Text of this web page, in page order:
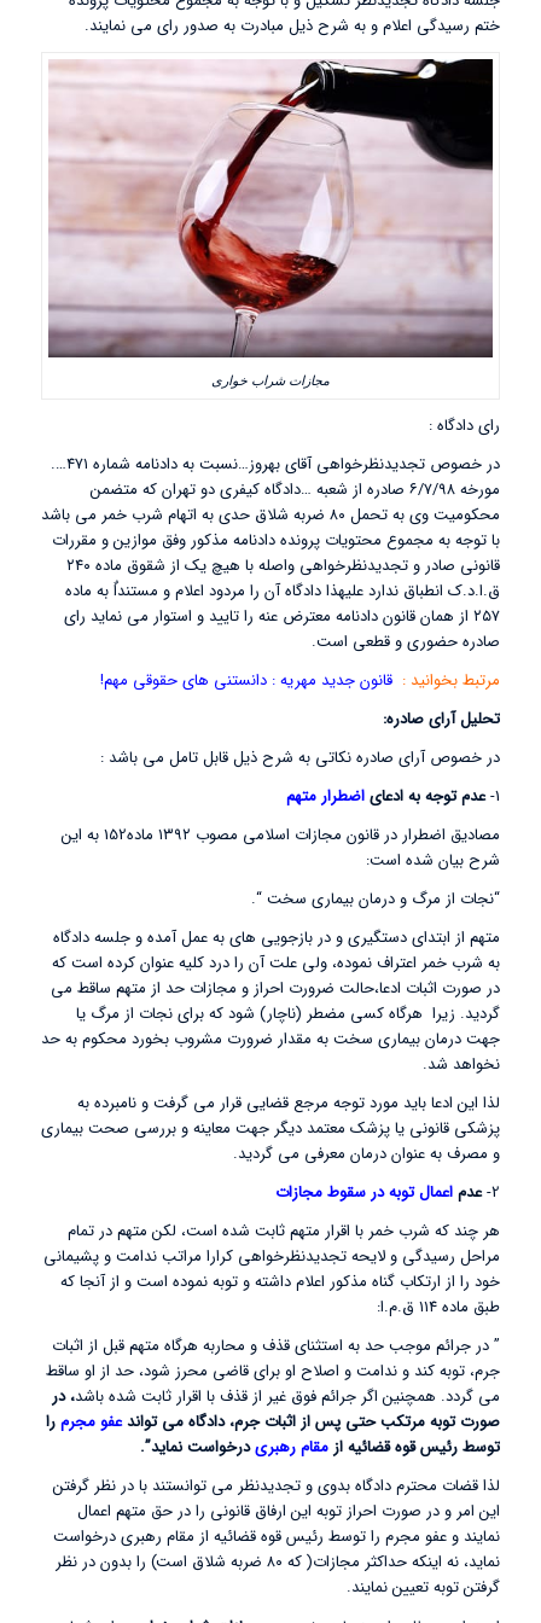
ختم رسیدگی اعلام و به شرح ذیل مبادرت به صدور رای می نمایند.
مجازات شراب خواری
رای دادگاه :
در خصوص تجدیدنظرخواهی آقای بهروز…نسبت به دادنامه شماره ۴۷۱….
مورخه ۶/۷/۹۸ صادره از شعبه …دادگاه کیفری دو تهران که متضمن
محکومیت وی به تحمل ۸۰ ضربه شلاق حدی به اتهام شرب خمر می باشد
با توجه به مجموع محتویات پرونده دادنامه مذکور وفق موازین و مقررات
قانونی صادر و تجدیدنظرخواهی واصله با هیچ یک از شقوق ماده ۲۴۰
ق.ا.د.ک انطباق ندارد علیهذا دادگاه آن را مردود اعلام و مستنداٌ به ماده
۲۵۷ از همان قانون دادنامه معترض عنه را تایید و استوار می نماید رای
صادره حضوری و قطعی است.
مرتبط بخوانید : قانون جدید مهریه : دانستنی های حقوقی مهم!
تحلیل آرای صادره:
در خصوص آرای صادره نکاتی به شرح ذیل قابل تامل می باشد :
1- عدم توجه به ادعایاضطرار متهم
مصادیق اضطرار در قانون مجازات اسلامی مصوب ۱۳۹۲ ماده152 به این
شرح بیان شده است:
“نجات از مرگ و درمان بیماری سخت “.
متهم از ابتدای دستگیری و در بازجویی های به عمل آمده و جلسه دادگاه
به شرب خمر اعتراف نموده، ولی علت آن را درد کلیه عنوان کرده است که
در صورت اثبات ادعا،حالت ضرورت احراز و مجازات حد از متهم ساقط می
گردید. زیرا هرگاه کسی مضطر (ناچار) شود که برای نجات از مرگ یا
جهت درمان بیماری سخت به مقدار ضرورت مشروب بخورد محکوم به حد
نخواهد شد.
لذا این ادعا باید مورد توجه مرجع قضایی قرار می گرفت و نامبرده به
پزشکی قانونی یا پزشک معتمد دیگر جهت معاینه و بررسی صحت بیماری
و مصرف به عنوان درمان معرفی می گردید.
2- عدماعمال توبه در سقوط مجازات
هر چند که شرب خمر با اقرار متهم ثابت شده است، لکن متهم در تمام
مراحل رسیدگی و لایحه تجدیدنظرخواهی کرارا مراتب ندامت و پشیمانی
خود را از ارتکاب گناه مذکور اعلام داشته و توبه نموده است و از آنجا که
طبق ماده ۱۱۴ ق.م.ا:
” در جرائم موجب حد به استثنای قذف و محاربه هرگاه متهم قبل از اثبات
جرم، توبه کند و ندامت و اصلاح او برای قاضی محرز شود، حد از او ساقط
می گردد. همچنین اگر جرائم فوق غیر از قذف با اقرار ثابت شده باشد، در
صورت توبه مرتکب حتی پس از اثبات جرم، دادگاه می تواندعفو مجرمرا
توسط رئیس قوه قضائیه ازمقام رهبریدرخواست نماید”.
لذا قضات محترم دادگاه بدوی و تجدیدنظر می توانستند با در نظر گرفتن
این امر و در صورت احراز توبه این ارفاق قانونی را در حق متهم اعمال
نمایند و عفو مجرم را توسط رئیس قوه قضائیه از مقام رهبری درخواست
نماید، نه اینکه حداکثر مجازات( که ۸۰ ضربه شلاق است) را بدون در نظر
گرفتن توبه تعیین نمایند.